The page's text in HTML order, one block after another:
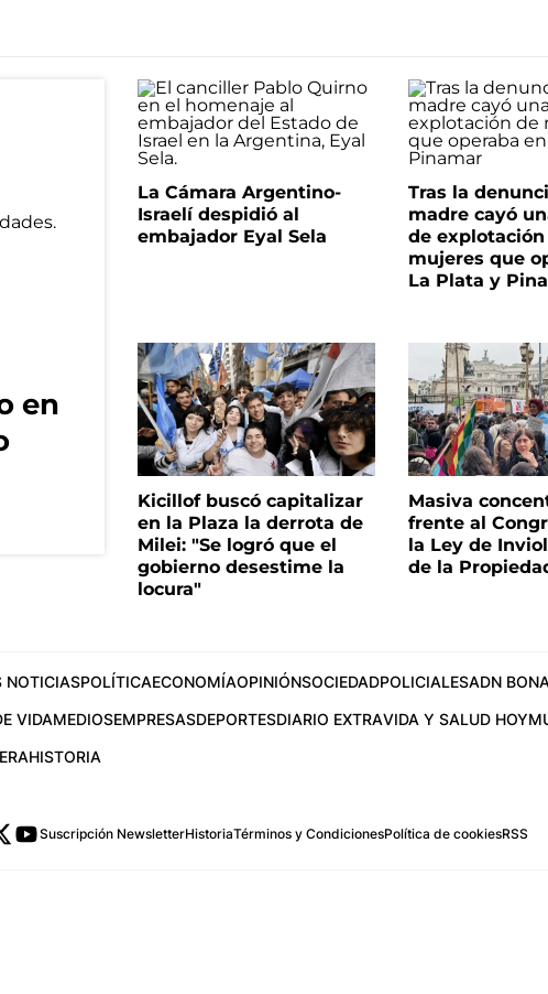
en
La Cámara Argentino-
Israelí despidió al
embajador Eyal Sela
Tras la
madre cayó
de explotación
mujeres que
La Plata y
Kicillof buscó capitalizar
en la Plaza la derrota de
Milei: "Se logró que el
gobierno desestime la
locura"
Masiva
frente al
la Ley de
de la
NOTICIASPOLÍTICAECONOMÍAOPINIÓNSOCIEDADPOLICIALESADN
VIDAMEDIOSEMPRESASDEPORTESDIARIO EXTRAVIDA Y SALUD HOY
HISTORIA
Suscripción NewsletterHistoriaTérminos y CondicionesPolítica de cookiesRSS